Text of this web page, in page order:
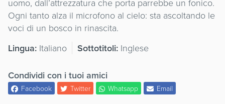
Ogni tanto alza il microfono al cielo: sta ascoltando le
voci di un bosco in rinascita.
Lingua: Italiano Sottotitoli: Inglese
Condividi con i tuoi amici
Facebook Twitter Whatsapp Email